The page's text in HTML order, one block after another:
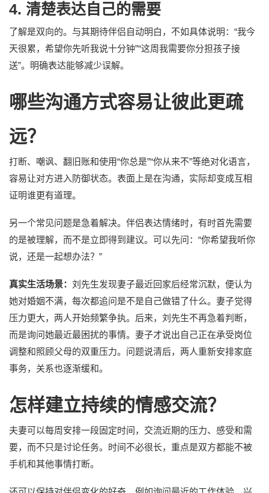
4. 清楚表达自己的需要
了解是双向的。与其期待伴侣自动明白，不如具体说明：“我今
天很累，希望你先听我说十分钟”“这周我需要你分担孩子接
送”。明确表达能够减少误解。
哪些沟通方式容易让彼此更疏
远？
打断、嘲讽、翻旧账和使用“你总是”“你从来不”等绝对化语言，
容易让对方进入防御状态。表面上是在沟通，实际却变成互相
证明谁更有道理。
另一个常见问题是急着解决。伴侣表达情绪时，有时首先需要
的是被理解，而不是立即得到建议。可以先问：“你希望我听你
说，还是一起想办法？”
真实生活场景： 刘先生发现妻子最近回家后经常沉默，便认为
她对婚姻不满，每次都追问是不是自己做错了什么。妻子觉得
压力更大，两人开始频繁争执。后来，刘先生不再急着判断，
而是询问她最近最困扰的事情。妻子才说出自己正在承受岗位
调整和照顾父母的双重压力。问题说清后，两人重新安排家庭
事务，关系也逐渐缓和。
怎样建立持续的情感交流？
夫妻可以每周安排一段固定时间，交流近期的压力、感受和需
要，而不只是讨论任务。时间不必很长，重点是双方都能不被
手机和其他事情打断。